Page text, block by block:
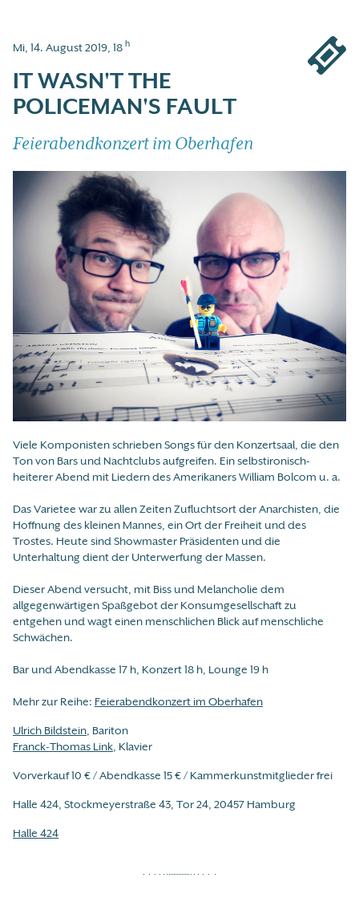
Mi, 14. August 2019, 18 h
IT WASN'T THE
POLICEMAN'S FAULT
Feierabendkonzert im Oberhafen
Viele Komponisten schrieben Songs für den Konzertsaal, die den
Ton von Bars und Nachtclubs aufgreifen. Ein selbstironisch-
heiterer Abend mit Liedern des Amerikaners William Bolcom u. a.
Das Varietee war zu allen Zeiten Zufluchtsort der Anarchisten, die
Hoffnung des kleinen Mannes, ein Ort der Freiheit und des
Trostes. Heute sind Showmaster Präsidenten und die
Unterhaltung dient der Unterwerfung der Massen.
Dieser Abend versucht, mit Biss und Melancholie dem
allgegenwärtigen Spaßgebot der Konsumgesellschaft zu
entgehen und wagt einen menschlichen Blick auf menschliche
Schwächen.
Bar und Abendkasse 17 h, Konzert 18 h, Lounge 19 h
Mehr zur Reihe: Feierabendkonzert im Oberhafen
Ulrich Bildstein, Bariton
Franck-Thomas Link, Klavier
Vorverkauf 10 € / Abendkasse 15 € / Kammerkunstmitglieder frei
Halle 424, Stockmeyerstraße 43, Tor 24, 20457 Hamburg
Halle 424